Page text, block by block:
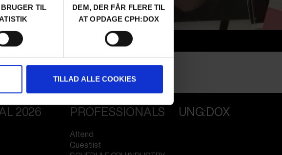
TIL
DEM, DER FÅR FLERE TIL
AT OPDAGE CPH:DOX
TILLAD ALLE COOKIES
Nationality
Denmark
Profession
2026
PROFESSIONALS
Attend
Guestlist
UNG:DOX